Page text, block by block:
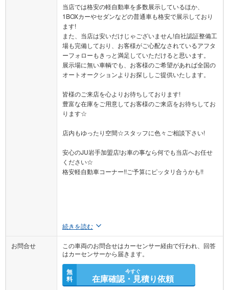
当店では格安の軽自動車を多数展示しているほか、
1BOXカーやセダンなどの普通車も格安で展示しており
ます!
また、当店は安いだけじゃございません!自社認証整備工
場も完備しており、お客様がご心配なされているアフタ
ーフォローもきっと満足していただけると思います。
展示場に無い車輌でも、お客様のご希望があれば全国の
オートオークションよりお探ししご提供いたします。
皆様のご来店を心よりお待ちしております!
豊富な在庫をご用意してお客様のご来店をお待ちしてお
ります☆
店内もゆったり空間☆スタッフに色々ご相談下さい!
安心のJU岩手加盟店!お車の事なら何でも当店へお任せ
ください☆
格安軽自動車コーナー!!ご予算にピッタリ合うかも!!
続きを読む
お問合せ
この車両のお問合せはカーセンサー経由で行われ、回答
はカーセンサーから届きます。
無
料
今すぐ
在庫確認・見積り依頼